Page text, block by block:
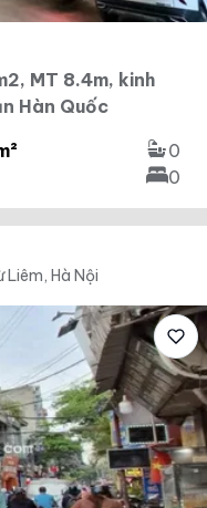
MT 8.4m, kinh
Hàn Quốc
0
0
Liêm, Hà Nội